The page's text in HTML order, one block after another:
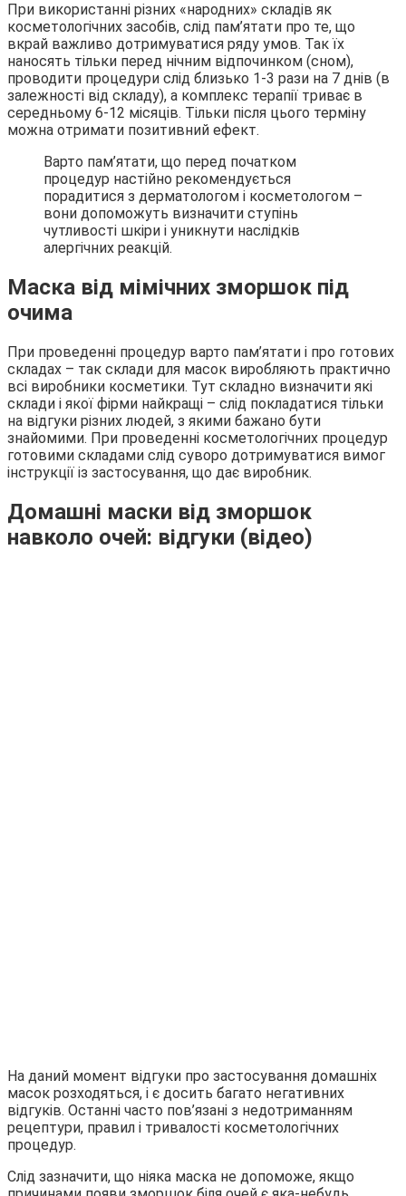
При використанні різних «народних» складів як
косметологічних засобів, слід пам’ятати про те, що
вкрай важливо дотримуватися ряду умов. Так їх
наносять тільки перед нічним відпочинком (сном),
проводити процедури слід близько 1-3 рази на 7 днів (в
залежності від складу), а комплекс терапії триває в
середньому 6-12 місяців. Тільки після цього терміну
можна отримати позитивний ефект.
Варто пам’ятати, що перед початком
процедур настійно рекомендується
порадитися з дерматологом і косметологом –
вони допоможуть визначити ступінь
чутливості шкіри і уникнути наслідків
алергічних реакцій.
Маска від мімічних зморшок під
очима
При проведенні процедур варто пам’ятати і про готових
складах – так склади для масок виробляють практично
всі виробники косметики. Тут складно визначити які
склади і якої фірми найкращі – слід покладатися тільки
на відгуки різних людей, з якими бажано бути
знайомими. При проведенні косметологічних процедур
готовими складами слід суворо дотримуватися вимог
інструкції із застосування, що дає виробник.
Домашні маски від зморшок
навколо очей: відгуки (відео)
На даний момент відгуки про застосування домашніх
масок розходяться, і є досить багато негативних
відгуків. Останні часто пов’язані з недотриманням
рецептури, правил і тривалості косметологічних
процедур.
Слід зазначити, що ніяка маска не допоможе, якщо